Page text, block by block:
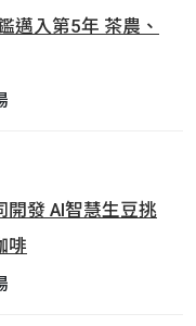
邁入第5年 茶農、
開發 AI智慧生豆挑
啡